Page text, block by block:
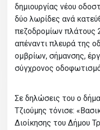
δημιουργίας νέου
δύο λωρίδες ανά
πεζοδρομίων πλάτους
απέναντι πλευρά της
ομβρίων, σήμανσης,
σύγχρονος
Σε δηλώσεις του ο
Τζιούμης τόνισε:
Διοίκησης του Δήμου